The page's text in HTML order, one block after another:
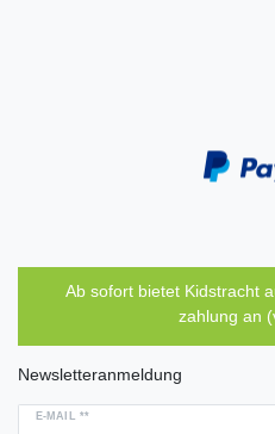
Ab sofort bietet Kidstracht
zahlung an
Newsletteranmeldung
E-MAIL **